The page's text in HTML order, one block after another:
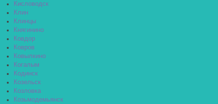
Кисловодск
Клин
Клинцы
Княгинино
Ковдор
Ковров
Ковылкино
Когалым
Кодинск
Козельск
Козловка
Козьмодемьянск